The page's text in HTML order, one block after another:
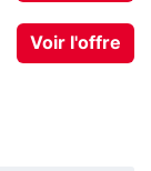
Voir l'offre